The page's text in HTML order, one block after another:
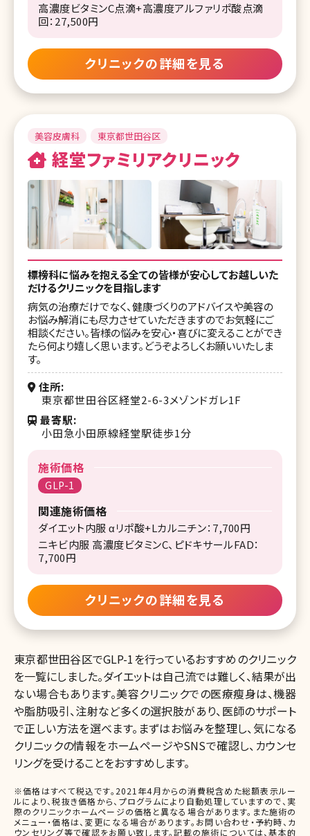
高濃度ビタミンC点滴+高濃度アルファリポ酸点滴
回：27,500円
クリニックの詳細を見る
美容皮膚科 東京都世田谷区
経堂ファミリアクリニック
標榜科に悩みを抱える全ての皆様が安心してお越しいた
だけるクリニックを目指します
病気の治療だけでなく、健康づくりのアドバイスや美容の
お悩み解消にも尽力させていただきますのでお気軽にご
相談ください。皆様の悩みを安心・喜びに変えることができ
たら何より嬉しく思います。どうぞよろしくお願いいたしま
す。
住所
東京都世田谷区経堂2-6-3メゾンドガレ1F
最寄駅
小田急小田原線経堂駅徒歩1分
施術価格
GLP-1
関連施術価格
ダイエット内服 αリポ酸+Lカルニチン：7,700円
ニキビ内服 高濃度ビタミンC、ピドキサールFAD：
7,700円
クリニックの詳細を見る
東京都世田谷区でGLP-1を行っているおすすめのクリニック
を一覧にしました。ダイエットは自己流では難しく、結果が出
ない場合もあります。美容クリニックでの医療瘦身は、機器
や脂肪吸引、注射など多くの選択肢があり、医師のサポート
で正しい方法を選べます。まずはお悩みを整理し、気になる
クリニックの情報をホームページやSNSで確認し、カウンセ
リングを受けることをおすすめします。
※価格はすべて税込です。2021年4月からの消費税含めた総額表示ルー
ルにより、税抜き価格から、プログラムにより自動処理していますので、実
際のクリニックホームページの価格と異なる場合があります。また施術の
メニュー・価格は、変更になる場合があります。お問い合わせ・予約時、カ
ウンセリング等で確認をお願い致します。記載の施術については、基本的